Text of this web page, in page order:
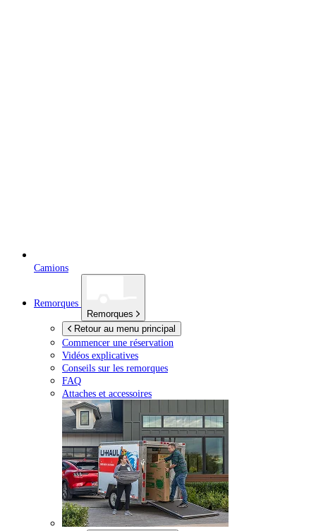
Camions
Remorques
Remorques
Retour au menu principal
Commencer une réservation
Vidéos explicatives
Conseils sur les remorques
FAQ
Attaches et accessoires